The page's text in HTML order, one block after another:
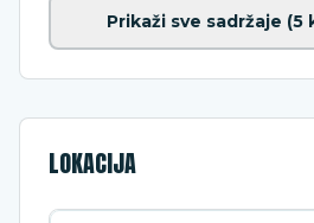
Prikaži sve sadržaje (5
LOKACIJA